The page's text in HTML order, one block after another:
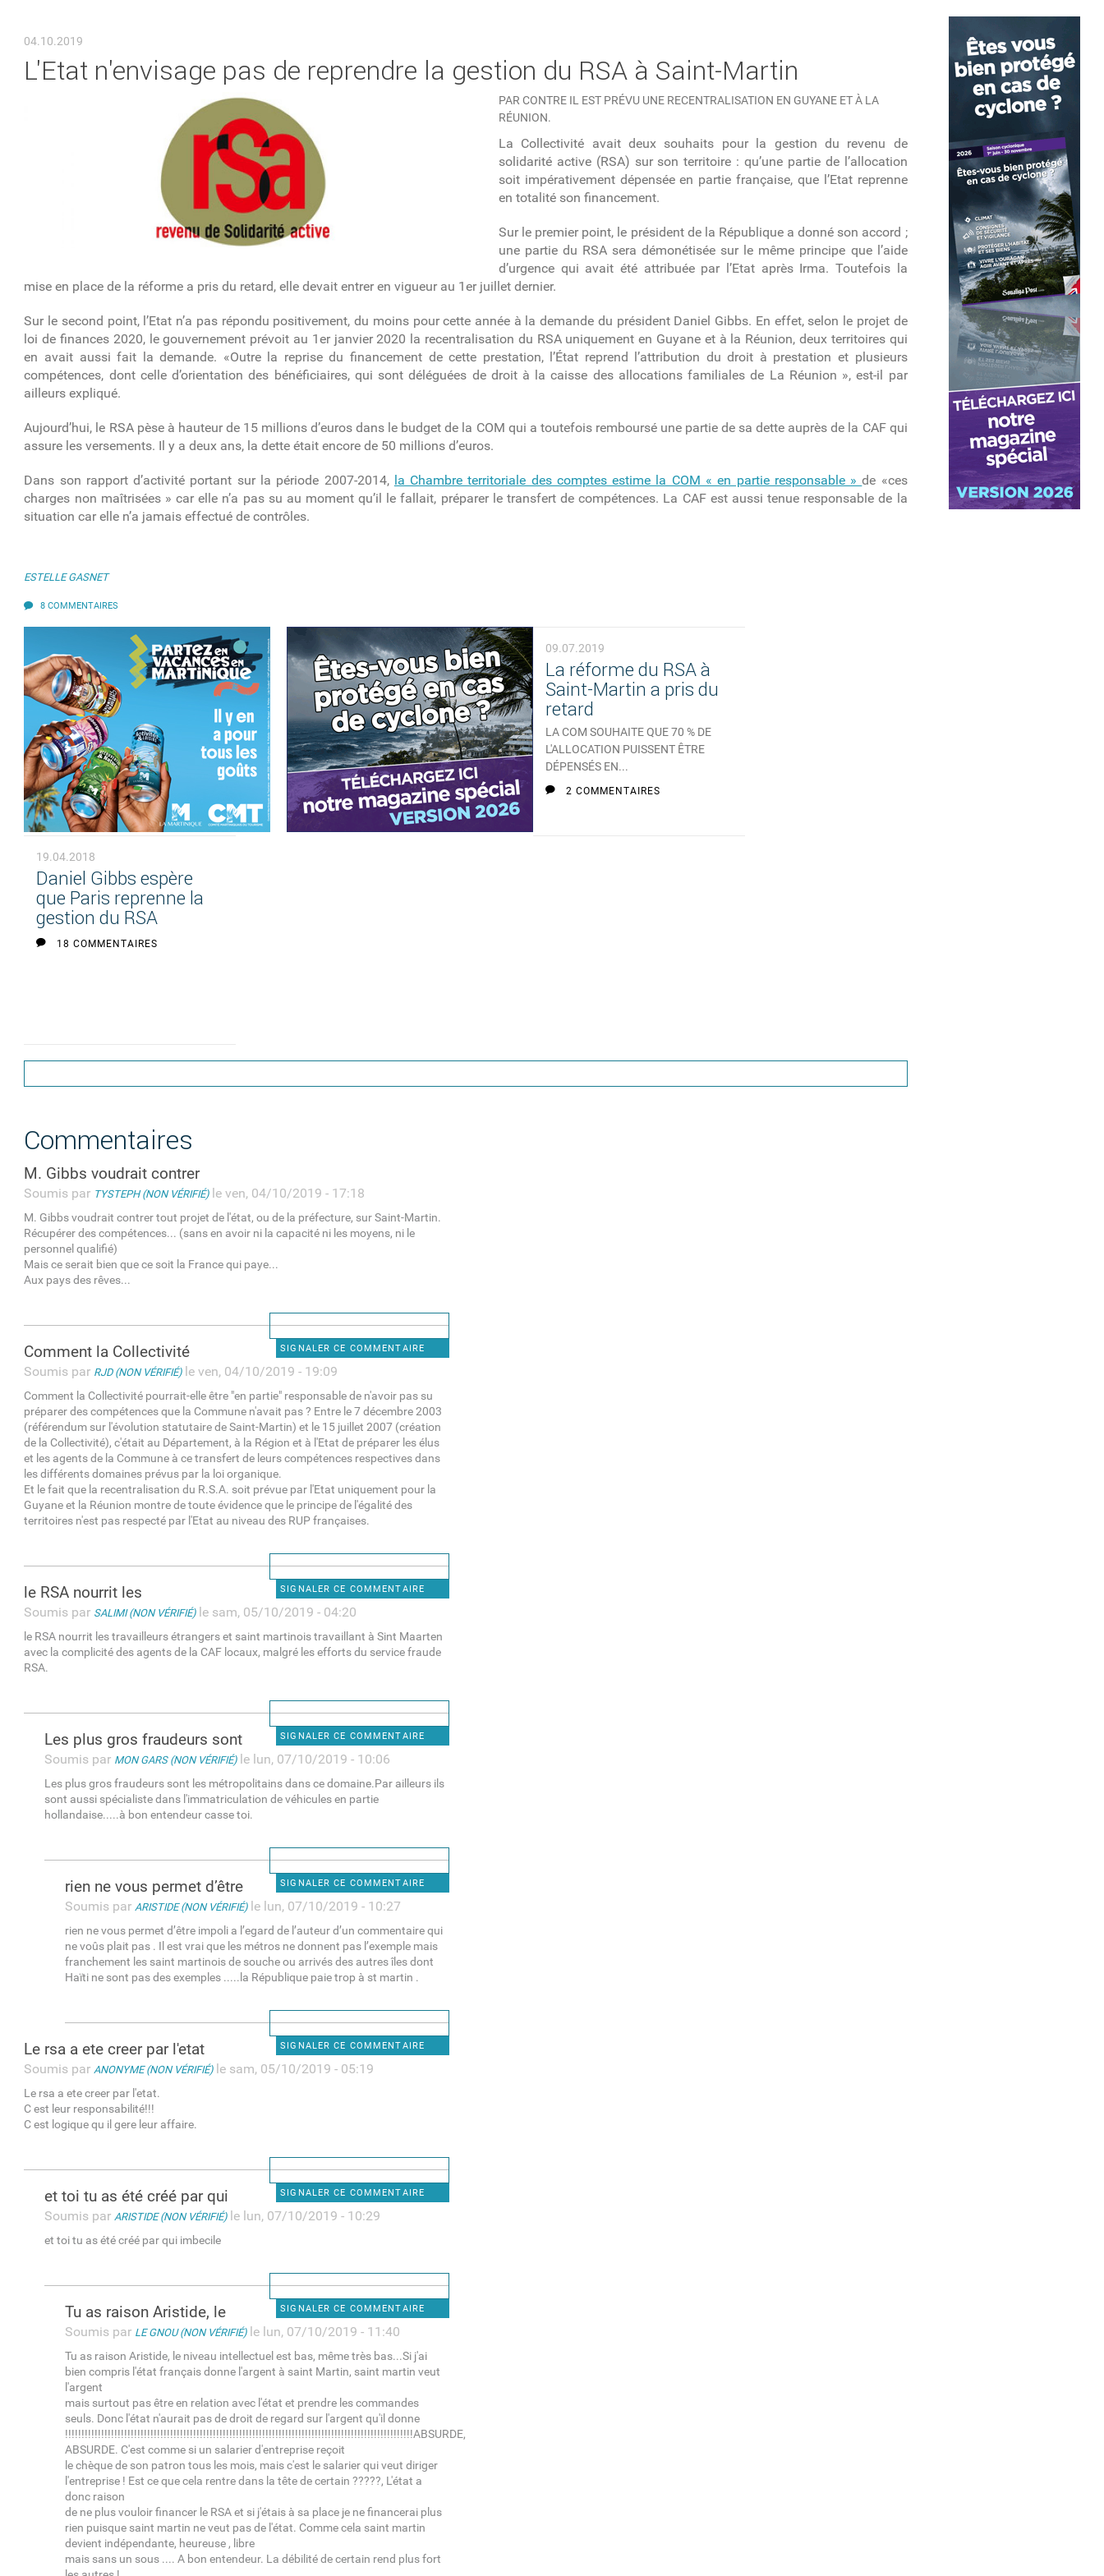
04.10.2019
L'Etat n'envisage pas de reprendre la gestion du RSA à Saint-Martin
PAR CONTRE IL EST PRÉVU UNE RECENTRALISATION EN GUYANE ET À LA
RÉUNION.
La Collectivité avait deux souhaits pour la gestion du revenu de
solidarité active (RSA) sur son territoire : qu’une partie de l’allocation
soit impérativement dépensée en partie française, que l’Etat reprenne
en totalité son financement.
Sur le premier point, le président de la République a donné son accord ;
une partie du RSA sera démonétisée sur le même principe que l’aide
d’urgence qui avait été attribuée par l’Etat après Irma. Toutefois la
mise en place de la réforme a pris du retard, elle devait entrer en vigueur au 1er juillet dernier.
Sur le second point, l’Etat n’a pas répondu positivement, du moins pour cette année à la demande du président Daniel Gibbs. En effet, selon le projet de
loi de finances 2020, le gouvernement prévoit au 1erjanvier 2020 la recentralisation du RSA uniquement en Guyane et à la Réunion, deux territoires qui
en avait aussi fait la demande. «Outre la reprise du financement de cette prestation, l’État reprend l’attribution du droit à prestation et plusieurs
compétences, dont celle d’orientation des bénéficiaires, qui sont déléguées de droit à la caisse des allocations familiales de La Réunion », est-il par
ailleurs expliqué.
Aujourd’hui, le RSA pèse à hauteur de 15 millions d’euros dans le budget de la COM qui a toutefois remboursé une partie de sa dette auprès de la CAF qui
assure les versements. Il y a deux ans, la dette était encore de 50 millions d’euros.
Dans son rapport d’activité portant sur la période 2007-2014, la Chambre territoriale des comptesestime la COM « en partie responsable »de «ces
charges non maîtrisées » car elle n’a pas su au moment qu’il le fallait, préparer le transfert de compétences. La CAF est aussi tenue responsable de la
situation car elle n’a jamais effectué de contrôles.
ESTELLE GASNET
8 COMMENTAIRES
09.07.2019
La réforme du RSA à
Saint-Martin a pris du
retard
LA COM SOUHAITE QUE 70 % DE
L'ALLOCATION PUISSENT ÊTRE
DÉPENSÉS EN...
2 COMMENTAIRES
19.04.2018
Daniel Gibbs espère
que Paris reprenne la
gestion du RSA
18 COMMENTAIRES
Commentaires
M. Gibbs voudrait contrer
Soumis par TYSTEPH (NON VÉRIFIÉ)le ven, 04/10/2019 - 17:18
M. Gibbs voudrait contrer tout projet de l'état, ou de la préfecture, sur Saint-Martin.
Récupérer des compétences... (sans en avoir ni la capacité ni les moyens, ni le
personnel qualifié)
Mais ce serait bien que ce soit la France qui paye...
Aux pays des rêves...
SIGNALER CE COMMENTAIRE
Comment la Collectivité
Soumis par RJD (NON VÉRIFIÉ)le ven, 04/10/2019 - 19:09
Comment la Collectivité pourrait-elle être "en partie" responsable de n'avoir pas su
préparer des compétences que la Commune n'avait pas ? Entre le 7 décembre 2003
(référendum sur l'évolution statutaire de Saint-Martin) et le 15 juillet 2007 (création
de la Collectivité), c'était au Département, à la Région et à l'Etat de préparer les élus
et les agents de la Commune à ce transfert de leurs compétences respectives dans
les différents domaines prévus par la loi organique.
Et le fait que la recentralisation du R.S.A. soit prévue par l'Etat uniquement pour la
Guyane et la Réunion montre de toute évidence que le principe de l'égalité des
territoires n'est pas respecté par l'Etat au niveau des RUP françaises.
SIGNALER CE COMMENTAIRE
le RSA nourrit les
Soumis par SALIMI (NON VÉRIFIÉ)le sam, 05/10/2019 - 04:20
le RSA nourrit les travailleurs étrangers et saint martinois travaillant à Sint Maarten
avec la complicité des agents de la CAF locaux, malgré les efforts du service fraude
RSA.
SIGNALER CE COMMENTAIRE
Les plus gros fraudeurs sont
Soumis par MON GARS (NON VÉRIFIÉ)le lun, 07/10/2019 - 10:06
Les plus gros fraudeurs sont les métropolitains dans ce domaine.Par ailleurs ils
sont aussi spécialiste dans l'immatriculation de véhicules en partie
hollandaise.....à bon entendeur casse toi.
SIGNALER CE COMMENTAIRE
rien ne vous permet d’être
Soumis parARISTIDE (NON VÉRIFIÉ)le lun, 07/10/2019 - 10:27
rien ne vous permet d’être impoli a l’egard de l’auteur d’un commentaire qui
ne voûs plait pas . Il est vrai que les métros ne donnent pas l’exemple mais
franchement les saint martinois de souche ou arrivés des autres îles dont
Haïti ne sont pas des exemples .....la République paie trop à st martin .
SIGNALER CE COMMENTAIRE
Le rsa a ete creer par l'etat
Soumis parANONYME (NON VÉRIFIÉ)le sam, 05/10/2019 - 05:19
Le rsa a ete creer par l'etat.
C est leur responsabilité!!!
C est logique qu il gere leur affaire.
SIGNALER CE COMMENTAIRE
et toi tu as été créé par qui
Soumis parARISTIDE (NON VÉRIFIÉ)le lun, 07/10/2019 - 10:29
et toi tu as été créé par qui imbecile
SIGNALER CE COMMENTAIRE
Tu as raison Aristide, le
Soumis par LE GNOU (NON VÉRIFIÉ)le lun, 07/10/2019 - 11:40
Tu as raison Aristide, le niveau intellectuel est bas, même très bas...Si j'ai
bien compris l'état français donne l'argent à saint Martin, saint martin veut
l'argent
mais surtout pas être en relation avec l'état et prendre les commandes
seuls. Donc l'état n'aurait pas de droit de regard sur l'argent qu'il donne
!!!!!!!!!!!!!!!!!!!!!!!!!!!!!!!!!!!!!!!!!!!!!!!!!!!!!!!!!!!!!!!!!!!!!!!!!!!!!!!!!!!!!!!!!!!!!!!!!!!!!!!!!!ABSURDE,
ABSURDE. C'est comme si un salarier d'entreprise reçoit
le chèque de son patron tous les mois, mais c'est le salarier qui veut diriger
l'entreprise ! Est ce que cela rentre dans la tête de certain ?????, L'état a
donc raison
de ne plus vouloir financer le RSA et si j'étais à sa place je ne financerai plus
rien puisque saint martin ne veut pas de l'état. Comme cela saint martin
devient indépendante, heureuse , libre
mais sans un sous .... A bon entendeur. La débilité de certain rend plus fort